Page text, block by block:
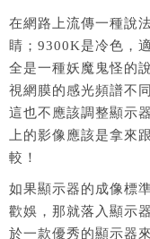
在網路上流傳一種說
睛；9300K是冷色，
全是一種妖魔鬼怪的
視網膜的感光頻譜不
這也不應該調整顯示
上的影像應該是拿來
較！
如果顯示器的成像標
歡娛，那就落入顯示
於一款優秀的顯示器